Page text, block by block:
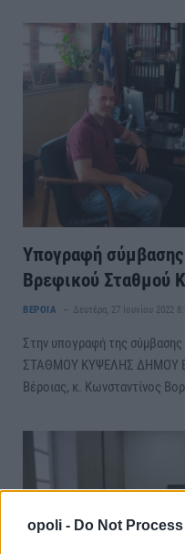
opoli - Do Not
Υπογραφή
Βρεφικού Σταθμού
ΒΕΡΟΙΑ Δευτέρα, 27 Ιουνίου 2022
Στην υπογραφή της
ΣΤΑΘΜΟΥ ΚΥΨΕΛΗΣ ΔΗΜΟΥ
Βέροιας, κ. Κωνσταντίνος